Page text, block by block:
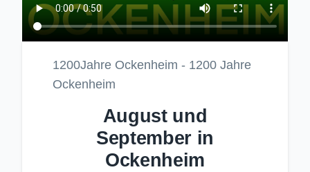
1200Jahre Ockenheim - 1200 Jahre
Ockenheim
August und
September in
Ockenheim